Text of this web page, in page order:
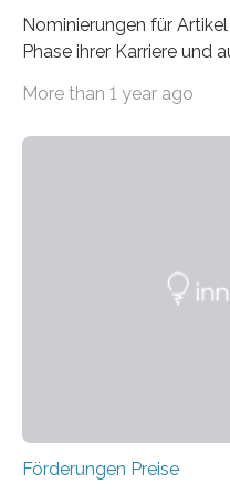
Nominierungen für
Phase ihrer Karriere und
Leben gerufen, um die
Foundation, des BIAL
More than 1 year ago
Förderungen Preise